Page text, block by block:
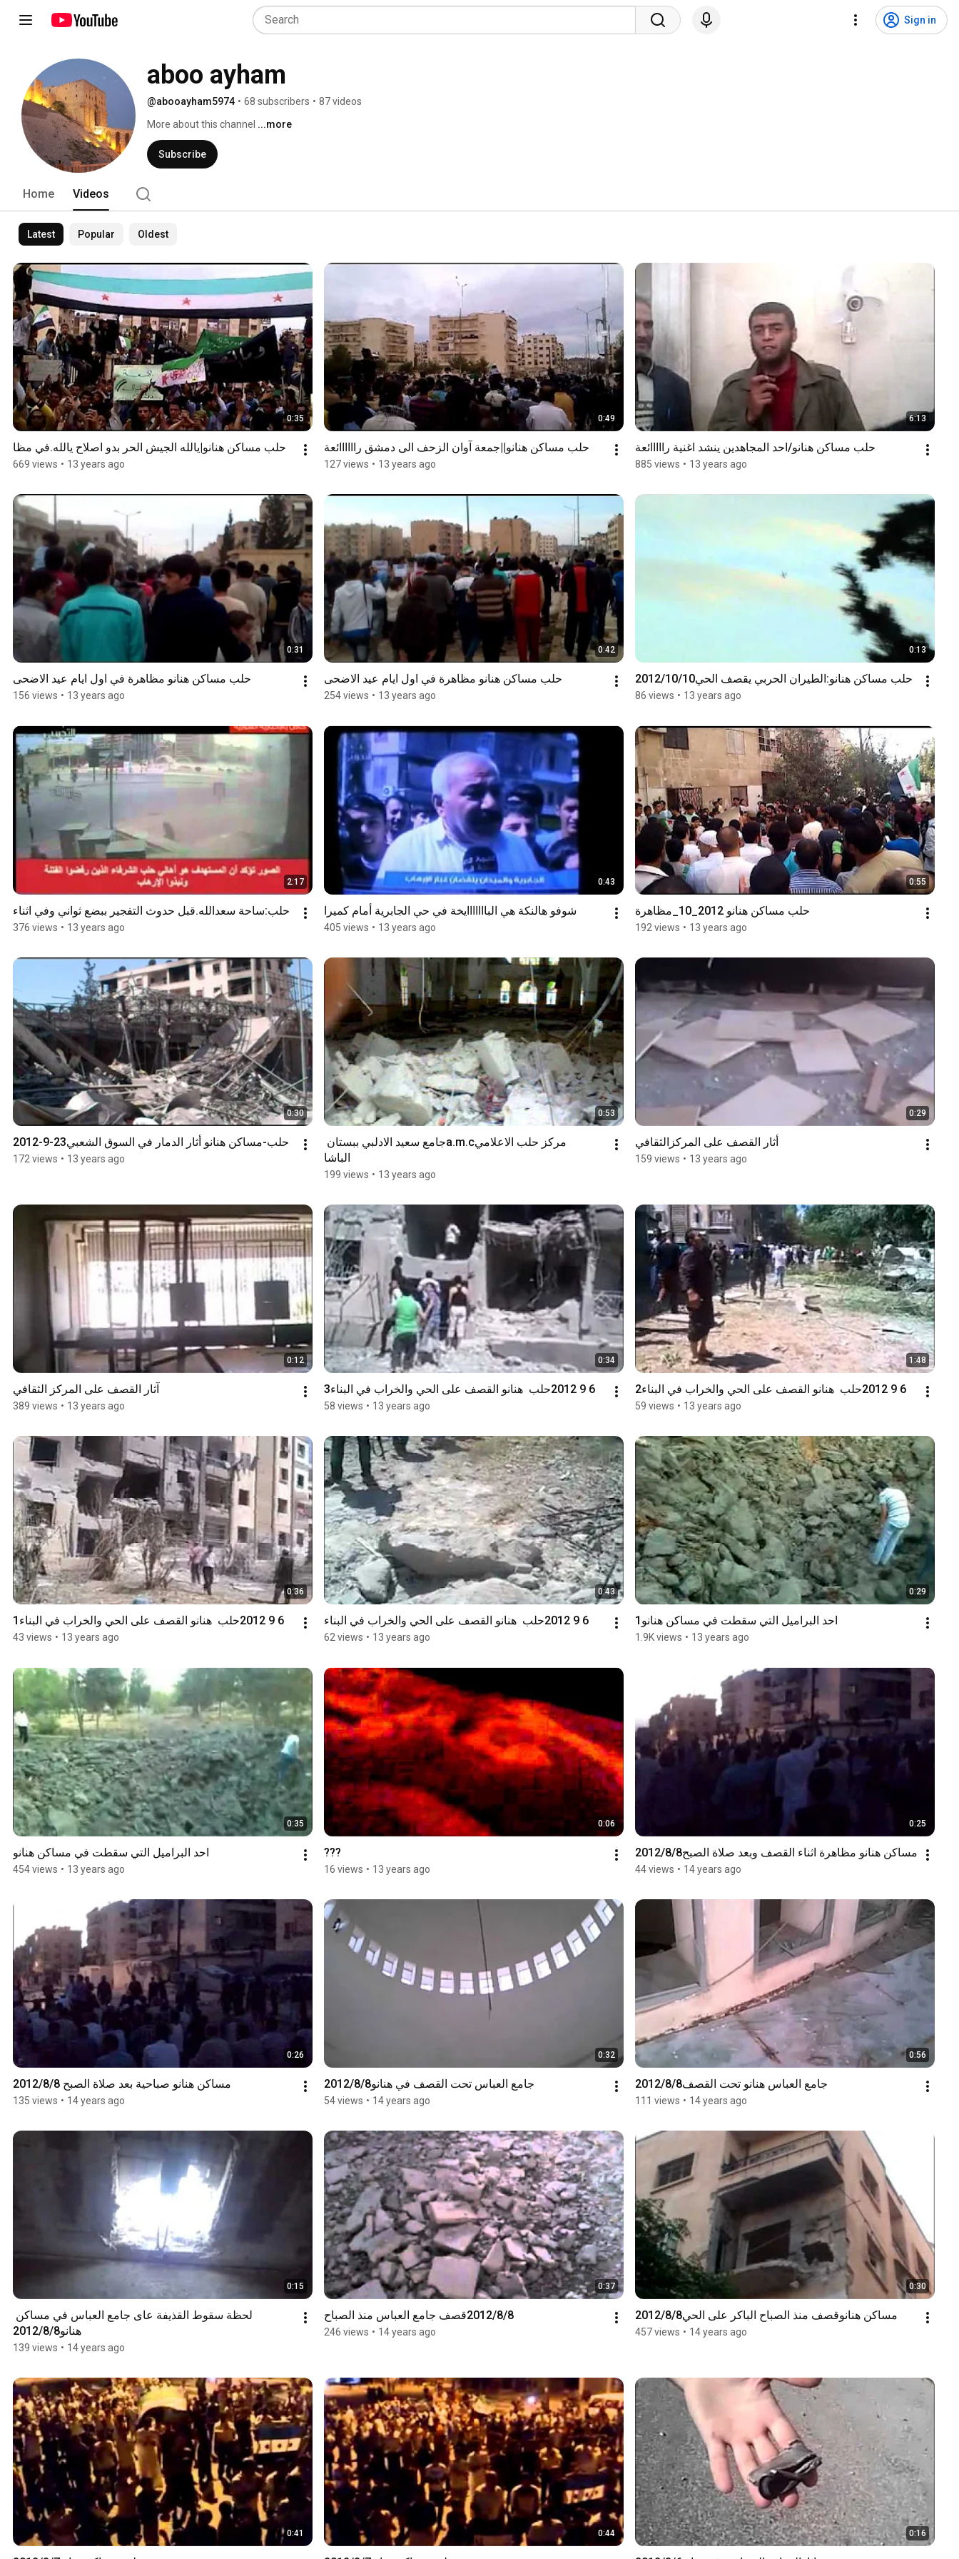
Sign in
aboo ayham
@abooayham5974 • 68 subscribers • 87 videos
More about this channel ...more
Subscribe
Home Videos
Latest Popular Oldest
0:35
حلب مساكن هنانو|يالله الجيش الحر بدو اصلاح يالله.في مظا
669 views • 13 years ago
0:49
حلب مساكن هنانو||جمعة آوان الزحف الى دمشق راااااائعة
127 views • 13 years ago
6:13
حلب مساكن هنانو/احد المجاهدين ينشد اغنية رااااائعة
885 views • 13 years ago
0:31
حلب مساكن هنانو مظاهرة في اول ايام عيد الاضحى
156 views • 13 years ago
0:42
حلب مساكن هنانو مظاهرة في اول ايام عيد الاضحى
254 views • 13 years ago
0:13
حلب مساكن هنانو:الطيران الحربي يقصف الحي2012/10/10
86 views • 13 years ago
2:17
حلب:ساحة سعدالله.قبل حدوث التفجير ببضع ثواني وفي اثناء
376 views • 13 years ago
0:43
شوفو هالنكة هي البااااااايخة في حي الجابرية أمام كميرا
405 views • 13 years ago
0:55
حلب مساكن هنانو 2012_10_مظاهرة
192 views • 13 years ago
0:30
حلب-مساكن هنانو أثار الدمار في السوق الشعبي23-9-2012
172 views • 13 years ago
0:53
الباشا
199 views • 13 years ago
0:29
أثار القصف على المركزالثقافي
159 views • 13 years ago
0:12
آثار القصف على المركز الثقافي
389 views • 13 years ago
0:34
6 9 2012حلب  هنانو القصف على الحي والخراب في البناء3
58 views • 13 years ago
1:48
6 9 2012حلب  هنانو القصف على الحي والخراب في البناء2
59 views • 13 years ago
0:36
6 9 2012حلب  هنانو القصف على الحي والخراب في البناء1
43 views • 13 years ago
0:43
6 9 2012حلب  هنانو القصف على الحي والخراب في البناء
62 views • 13 years ago
0:29
احد البراميل التي سقطت في مساكن هنانو1
1.9K views • 13 years ago
0:35
احد البراميل التي سقطت في مساكن هنانو
454 views • 13 years ago
0:06
???
16 views • 13 years ago
0:25
مساكن هنانو مظاهرة اثناء القصف وبعد صلاة الصبح2012/8/8
44 views • 14 years ago
0:26
مساكن هنانو صباحية بعد صلاة الصبح 2012/8/8
135 views • 14 years ago
0:32
جامع العباس تحت القصف في هنانو2012/8/8
54 views • 14 years ago
0:56
جامع العباس هنانو تحت القصف2012/8/8
111 views • 14 years ago
0:15
هنانو2012/8/8
139 views • 14 years ago
0:37
2012/8/8قصف جامع العباس منذ الصباح
246 views • 14 years ago
0:30
مساكن هنانوقصف منذ الصباح الباكر على الحي2012/8/8
457 views • 14 years ago
0:41 0:44 0:16